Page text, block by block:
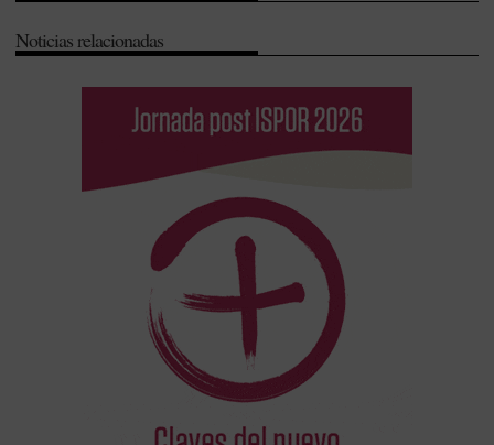
Noticias relacionadas